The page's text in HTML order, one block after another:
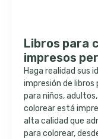
Libros para
impresos
Haga realidad sus
impresión de libros
para niños,
colorear está
alta calidad que
para colorear,